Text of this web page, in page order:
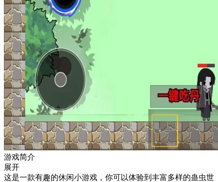
游戏简介
展开
这是一款有趣的休闲小游戏，你可以体验到丰富多样的蛊虫世